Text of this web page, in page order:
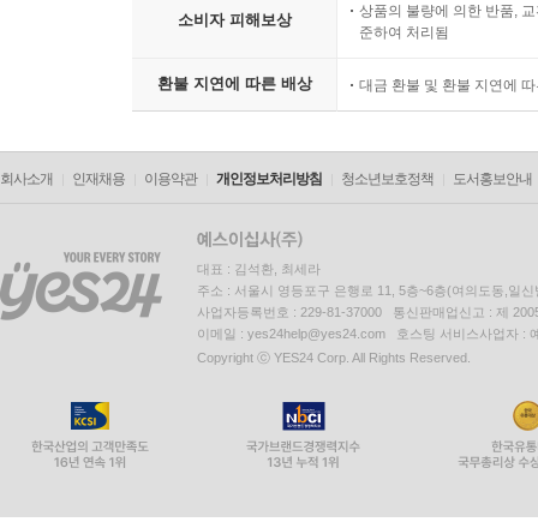
소비자 피해보상
상품의 불량에 의한 반품,
준하여 처리됨
환불 지연에 따른 배상 대금 환불 및 환불 지연에
회사소개 인재채용 이용약관 개인정보처리방침 청소년보호정책 도서홍보안내
대표 : 김석환, 최세라
주소 : 서울시 영등포구 은행로 11, 5층~6층(여의도동,일신
사업자등록번호 : 229-81-37000 통신판매업신고 : 제
이메일 : yes24help@yes24.com 호스팅 서비스사업자 :
Copyright ⓒ YES24 Corp. All Rights Reserved.